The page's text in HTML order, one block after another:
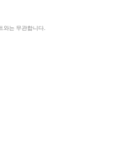
와는 무관합니다.